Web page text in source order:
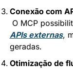
Conexão com
APIs externas,
geradas.
Otimização de